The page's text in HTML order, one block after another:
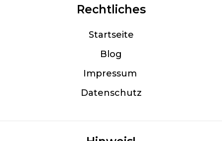
Rechtliches
Startseite
Blog
Impressum
Datenschutz